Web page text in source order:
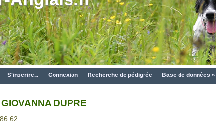
S'inscrire... Connexion Recherche de pédigrée Base de données »
DUPRE